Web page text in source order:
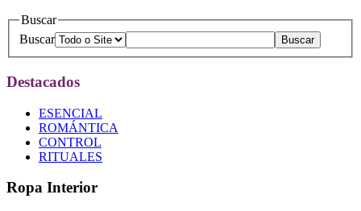
Buscar
Buscar
Destacados
ESENCIAL
ROMÁNTICA
CONTROL
RITUALES
Ropa Interior